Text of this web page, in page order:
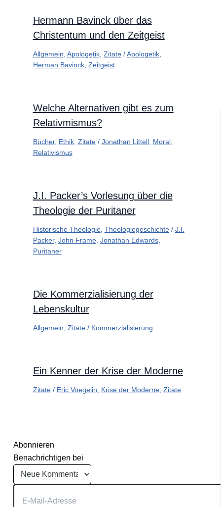
Hermann Bavinck über das
Christentum und den Zeitgeist
Allgemein Apologetik, Zitate/Apologetik,
Herman Bavinck, Zeitgeist
Welche Alternativen gibt es zum
Relativmismus?
Bücher, Ethik, Zitate/ Jonathan Littell, Moral,
Relativismus
J.I. Packer’s Vorlesung über die
Theologie der Puritaner
Historische Theologie, Theologiegeschichte/ J.I.
Packer, John Frame, Jonathan Edwards,
Puritaner
Die Kommerzialisierung der
Lebenskultur
Allgemein Zitate/ Kommerzialisierung
Ein Kenner der Krise der Moderne
Zitate/ Eric Voegelin Krise der Moderne, Zitate
Abonnieren
Benachrichtigen bei